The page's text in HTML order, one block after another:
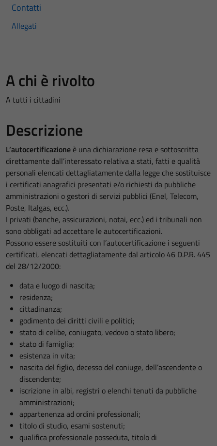
Contatti
Allegati
A chi è rivolto
A tutti i cittadini
Descrizione
L’autocertificazione è una dichiarazione resa e sottoscritta
direttamente dall’interessato relativa a stati, fatti e qualità
personali elencati dettagliatamente dalla legge che sostituisce
i certificati anagrafici presentati e/o richiesti da pubbliche
amministrazioni o gestori di servizi pubblici (Enel, Telecom,
Poste, Italgas, ecc.).
I privati (banche, assicurazioni, notai, ecc.) ed i tribunali non
sono obbligati ad accettare le autocertificazioni.
Possono essere sostituiti con l’autocertificazione i seguenti
certificati, elencati dettagliatamente dal articolo 46 D.P.R. 445
del 28/12/2000:
data e luogo di nascita;
residenza;
cittadinanza;
godimento dei diritti civili e politici;
stato di celibe, coniugato, vedovo o stato libero;
stato di famiglia;
esistenza in vita;
nascita del figlio, decesso del coniuge, dell’ascendente o
discendente;
iscrizione in albi, registri o elenchi tenuti da pubbliche
amministrazioni;
appartenenza ad ordini professionali;
titolo di studio, esami sostenuti;
qualifica professionale posseduta, titolo di